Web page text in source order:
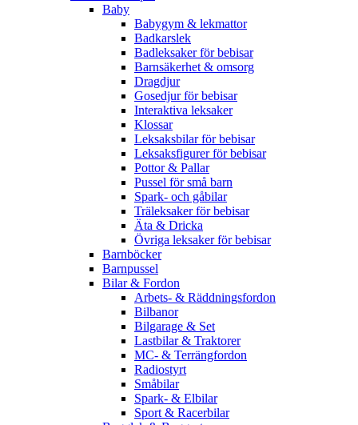
Baby
Babygym & lekmattor
Badkarslek
Badleksaker för bebisar
Barnsäkerhet & omsorg
Dragdjur
Gosedjur för bebisar
Interaktiva leksaker
Klossar
Leksaksbilar för bebisar
Leksaksfigurer för bebisar
Pottor & Pallar
Pussel för små barn
Spark- och gåbilar
Träleksaker för bebisar
Äta & Dricka
Övriga leksaker för bebisar
Barnböcker
Barnpussel
Bilar & Fordon
Arbets- & Räddningsfordon
Bilbanor
Bilgarage & Set
Lastbilar & Traktorer
MC- & Terrängfordon
Radiostyrt
Småbilar
Spark- & Elbilar
Sport & Racerbilar